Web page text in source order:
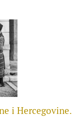
i Hercegovine.